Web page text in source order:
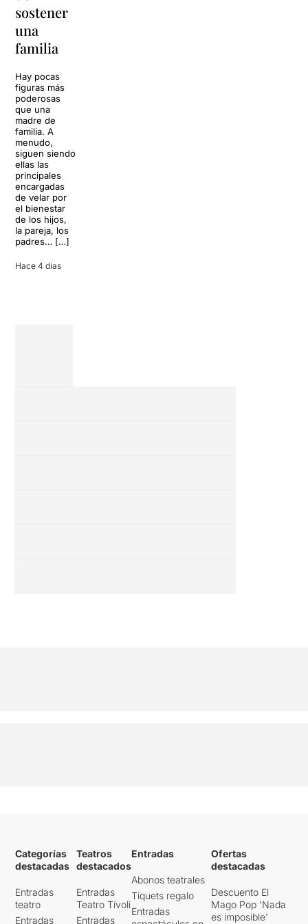
sostener
una
familia
Hay pocas
figuras más
poderosas
que una
madre de
familia. A
menudo,
siguen siendo
ellas las
principales
encargadas
de velar por
el bienestar
de los hijos,
la pareja, los
padres… […]
Hace 4 dias
Categorías
destacadas
Entradas
teatro
Entradas
Teatros
destacados
Entradas
Teatro Tívoli
Entradas
Entradas
Abonos teatrales
Tiquets regalo
Entradas
Ofertas
destacadas
Descuento El
Mago Pop 'Nada
es imposible'